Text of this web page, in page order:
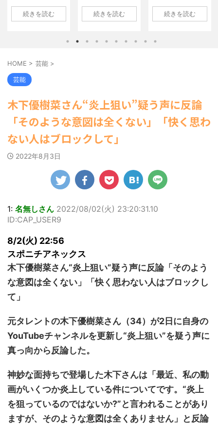
気になるニュースまとめアンテナ
(8/29 00:02)
なるニュースまとめアンテナ
(8/29
【悲報】乃木中３０ｔｈヒット祈
願が死ぬほど / 気になるニュースまと
めアンテナ
【モバマスSS】志希「苺の美味し
になるニュースまとめアンテナ (8/29
00:00)
【速報】スプラトゥーン公式、謝
罪 / 気になるニュースまとめアンテナ
Powered by livedoor 相互
RSS
5chまとめMAP(総合) NEW! (8/9
04:51)
ゅーすなう！ まとめアンテナ
すなう！ まとめアンテナ (7/30
22:16)
勇気を出して白人美女にチン凸し
たアジア人短小男♂、爆笑されて... /
にゅーすなう！ まとめアンテナ
(7/30 22:06)
ゅーすなう！ まとめアンテナ
21:56)
Powered by livedoor 相互
ーニット、ランジ
ェリー姿披露
NMB48の本郷柚巴
が、漫画誌『ヤン
グアニマル』（白
イト『ヤングアニ
マルWeb』のグラ
ビアに初登場し
ボディを武器に、
中の本郷。 今回、
トが掲載されてお
り、ボディライン
クシーニット姿の
カットから、笑顔
キュートなビキ
を引くランジェリ
ー姿のカットなど
盛りだくさんの内
容となっている。
http://www.rbbto
da ...
続きを読む
1: 名無しさん
2022/06/20(月)
「OS☆K」の南み
ゆかさんが、6月
20日発売のマンガ
ガジン」（講談
日生まれの16歳。
今年2月に同誌の表
話題になり、早く
も再登場した。
続きを読む
最高に色っぽ
い“しょこたん”満
ルミライ』（講談
部を売り上げ、
「写真集」で共に2
位にランクインし
た。 【写真18枚】
せ…ほぼ'手ぶら'な
をさせていただい
て8キロ（痩せ
た）。デビュー当
続きを読む
HOME > 芸能 >
芸能
木下優樹菜さん“炎上狙い”疑う声に反論
「そのような意図は全くない」「快く思わ
ない人はブロックして」
2022年8月3日
1: 名無しさん 2022/08/02(火) 23:20:31.10
ID:CAP_USER9
8/2(火) 22:56
スポニチアネックス
木下優樹菜さん“炎上狙い”疑う声に反論「そのよう
な意図は全くない」「快く思わない人はブロックし
て」
元タレントの木下優樹菜さん（34）が2日に自身の
YouTubeチャンネルを更新し“炎上狙い”を疑う声に
真っ向から反論した。
神妙な面持ちで登場した木下さんは「最近、私の動
画がいくつか炎上している件についてです。“炎上
を狙っているのではないか?”と言われることがあり
ますが、そのような意図は全くありません」と反論